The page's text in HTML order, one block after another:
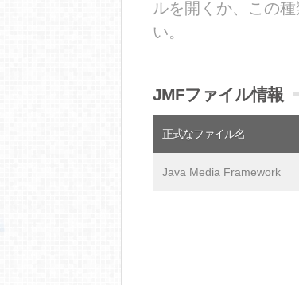
ルを開くか、この
い。
JMFファイル情報
正式なファイル名
Java Media Framework